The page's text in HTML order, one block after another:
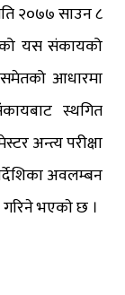
२०७७ साउन ८
यस संकायको
आधारमा
स्थगित
अन्त्य परीक्षा
अवलम्बन
गरिने भएकाे छ ।